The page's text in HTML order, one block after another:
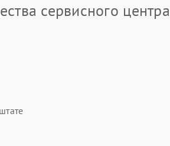
сервисного центра